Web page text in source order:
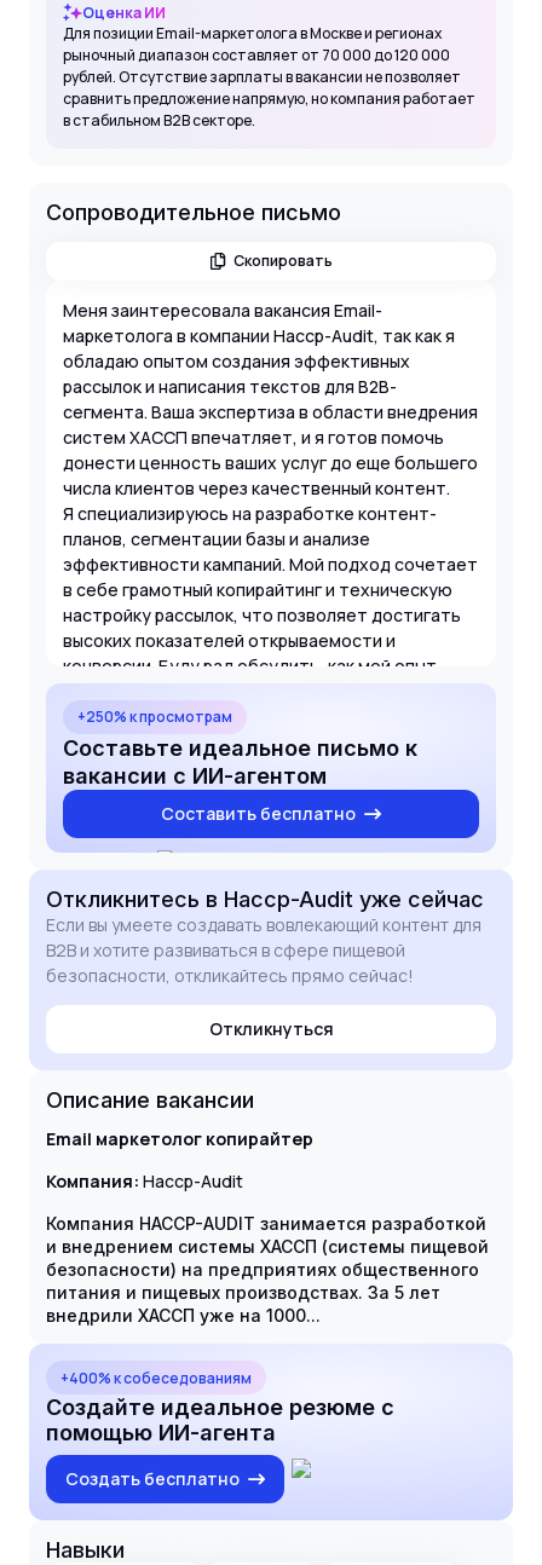
Оценка ИИ
Для позиции Email-маркетолога в Москве и регионах
рыночный диапазон составляет от 70 000 до 120 000
рублей. Отсутствие зарплаты в вакансии не позволяет
сравнить предложение напрямую, но компания работает
в стабильном B2B секторе.
Сопроводительное письмо
Скопировать
Меня заинтересовала вакансия Email-
маркетолога в компании Haccp-Audit, так как я
обладаю опытом создания эффективных
рассылок и написания текстов для B2B-
сегмента. Ваша экспертиза в области внедрения
систем ХАССП впечатляет, и я готов помочь
донести ценность ваших услуг до еще большего
числа клиентов через качественный контент.
Я специализируюсь на разработке контент-
планов, сегментации базы и анализе
эффективности кампаний. Мой подход сочетает
в себе грамотный копирайтинг и техническую
настройку рассылок, что позволяет достигать
высоких показателей открываемости и
конверсии. Буду рад обсудить, как мой опыт
поможет Haccp-Audit укрепить позиции на
рынке.
+250% к просмотрам
Составьте идеальное письмо к
вакансии с ИИ-агентом
Составить бесплатно
Откликнитесь в Haccp-Audit уже сейчас
Если вы умеете создавать вовлекающий контент для
B2B и хотите развиваться в сфере пищевой
безопасности, откликайтесь прямо сейчас!
Откликнуться
Описание вакансии
Email маркетолог копирайтер
Компания: Haccp-Audit
Компания HACCP-AUDIT занимается разработкой
и внедрением системы ХАССП (системы пищевой
безопасности) на предприятиях общественного
питания и пищевых производствах. За 5 лет
внедрили ХАССП уже на 1000...
+400% к собеседованиям
Создайте идеальное резюме с
помощью ИИ-агента
Создать бесплатно
Навыки